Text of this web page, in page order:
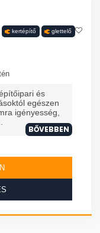
kertépítő glettelő
és
egészen
igényesség,
BŐVEBBEN